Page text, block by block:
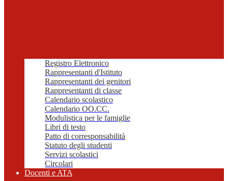
Registro Elettronico
Rappresentanti d'Istituto
Rappresentanti dei genitori
Rappresentanti di classe
Calendario scolastico
Calendario OO.CC.
Modulistica per le famiglie
Libri di testo
Patto di corresponsabilità
Statuto degli studenti
Servizi scolastici
Circolari
Docenti e ATA